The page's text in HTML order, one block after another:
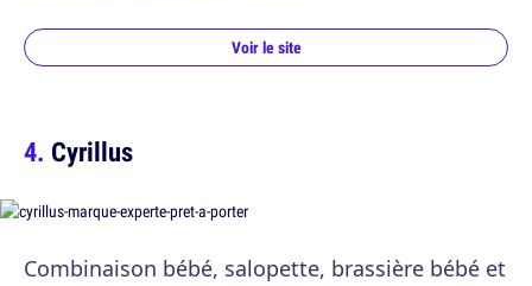
Voir le site
Cyrillus
Combinaison bébé, salopette, brassière bébé et